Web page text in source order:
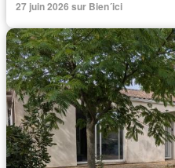
27 juin 2026 sur Bien´ici